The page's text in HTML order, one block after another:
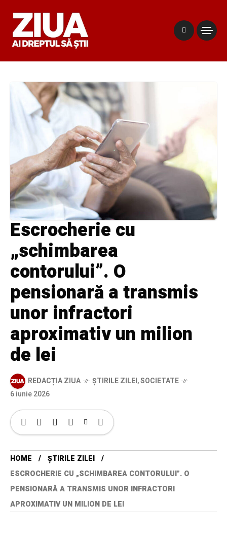
Escrocherie cu
„schimbarea
contorului”. O
pensionară a transmis
unor infractori
aproximativ un milion
de lei
REDACȚIA ZIUA ȘTIRILE ZILEI,SOCIETATE
6 iunie 2026
HOME
ȘTIRILE ZILEI
ESCROCHERIE CU „SCHIMBAREA CONTORULUI”. O
PENSIONARĂ A TRANSMIS UNOR INFRACTORI
APROXIMATIV UN MILION DE LEI